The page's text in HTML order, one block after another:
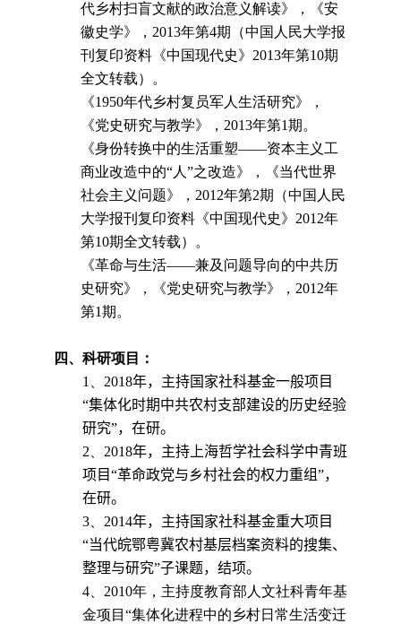
代乡村扫盲文献的政治意义解读》，《安
徽史学》， 2013年第4期（中国人民大学报
刊复印资料《中国现代史》 2013年第10期
全文转载）。
《1950年代乡村复员军人生活研究》，
《党史研究与教学》， 2013年第1期。
《身份转换中的生活重塑——资本主义工
商业改造中的“人”之改造》，《当代世界
社会主义问题》， 2012年第2期（中国人民
大学报刊复印资料《中国现代史》 2012年
第10期全文转载）。
《革命与生活——兼及问题导向的中共历
史研究》，《党史研究与教学》， 2012年
第1期。
四、科研项目：
1
2018年，主持国家社科基金一般项目
“集体化时期中共农村支部建设的历史经验
研究”， 在研。
2
2018年，主持上海哲学社会科学中青班
项目“革命政党与乡村社会的权力重组”，
在研。
3、 2014年，主持国家社科基金重大项目
“当代皖鄂粤冀农村基层档案资料的搜集、
整理与研究”子课题， 结项。
4、 2010年，主持度教育部人文社科青年基
金项目“集体化进程中的乡村日常生活变迁